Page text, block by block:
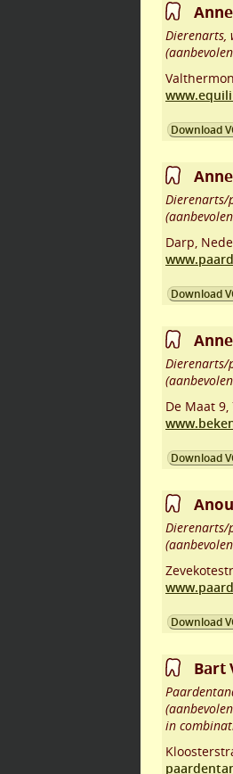
Dierenarts,
Download
Darp
Download
De Maat 9
Download
Download
Bart
in